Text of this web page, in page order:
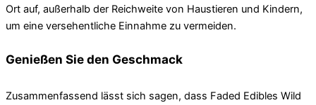
Ort auf, außerhalb der Reichweite von Haustieren und Kindern,
um eine versehentliche Einnahme zu vermeiden.
Genießen Sie den Geschmack
Zusammenfassend lässt sich sagen, dass Faded Edibles Wild